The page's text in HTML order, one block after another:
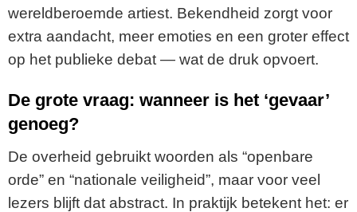
wereldberoemde artiest. Bekendheid zorgt voor
extra aandacht, meer emoties en een groter effect
op het publieke debat — wat de druk opvoert.
De grote vraag: wanneer is het ‘gevaar’
genoeg?
De overheid gebruikt woorden als “openbare
orde” en “nationale veiligheid”, maar voor veel
lezers blijft dat abstract. In praktijk betekent het: er